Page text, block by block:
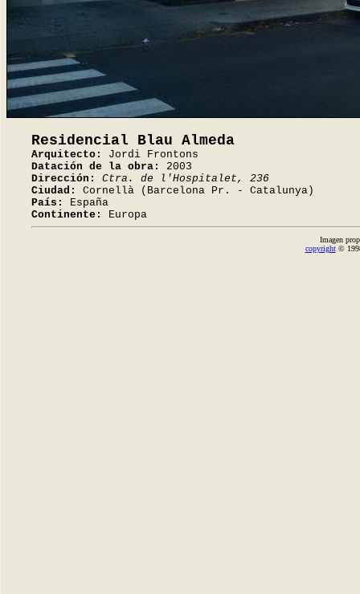
Residencial Blau Almeda
Arquitecto:
Jordi Frontons
Datación de la obra:
2003
Dirección:
Ctra. de l'Hospitalet, 236
Ciudad:
Cornellà (Barcelona Pr. - Catalunya)
País:
España
Continente:
Europa
Imagen
copyright©